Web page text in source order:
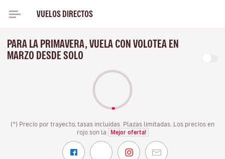
VUELOS DIRECTOS
PARA LA PRIMAVERA, VUELA CON VOLOTEA EN
MARZO DESDE SOLO
(*) Precio por trayecto, tasas incluidas. Plazas limitadas. Los precios en
rojo son la
Mejor oferta!